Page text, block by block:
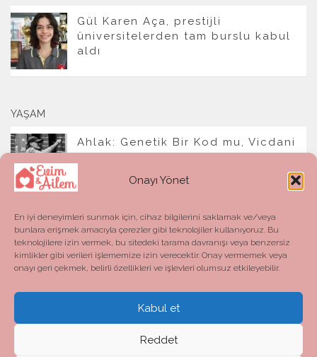
Onayı Yönet
En iyi deneyimleri sunmak için, cihaz bilgilerini saklamak ve/veya
bunlara erişmek amacıyla çerezler gibi teknolojiler kullanıyoruz. Bu
teknolojilere izin vermek, bu sitedeki tarama davranışı veya benzersiz
kimlikler gibi verileri işlememize izin verecektir. Onay vermemek veya
onayı geri çekmek, belirli özellikleri ve işlevleri olumsuz etkileyebilir.
Kabul et
Reddet
Gül Karen Aça, prestijli
üniversitelerden tam burslu kabul
aldı
YAŞAM
Ahlak: Genetik Bir Kod mu, Vicdani
Bir Refleks mi?
Evim ve Ailem © 2026. All Rights Reserved.